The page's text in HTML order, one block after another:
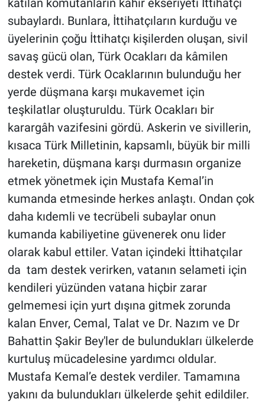
katılan komutanların kahir ekseriyeti İttihatçı
subaylardı. Bunlara, İttihatçıların kurduğu ve
üyelerinin çoğu İttihatçı kişilerden oluşan, sivil
savaş gücü olan, Türk Ocakları da kâmilen
destek verdi. Türk Ocaklarının bulunduğu her
yerde düşmana karşı mukavemet için
teşkilatlar oluşturuldu. Türk Ocakları bir
karargâh vazifesini gördü. Askerin ve sivillerin,
kısaca Türk Milletinin, kapsamlı, büyük bir milli
hareketin, düşmana karşı durmasın organize
etmek yönetmek için Mustafa Kemal’in
kumanda etmesinde herkes anlaştı. Ondan çok
daha kıdemli ve tecrübeli subaylar onun
kumanda kabiliyetine güvenerek onu lider
olarak kabul ettiler. Vatan içindeki İttihatçılar
da tam destek verirken, vatanın selameti için
kendileri yüzünden vatana hiçbir zarar
gelmemesi için yurt dışına gitmek zorunda
kalan Enver, Cemal, Talat ve Dr. Nazım ve Dr
Bahattin Şakir Bey'ler de bulundukları ülkelerde
kurtuluş mücadelesine yardımcı oldular.
Mustafa Kemal’e destek verdiler. Tamamına
yakını da bulundukları ülkelerde şehit edildiler.